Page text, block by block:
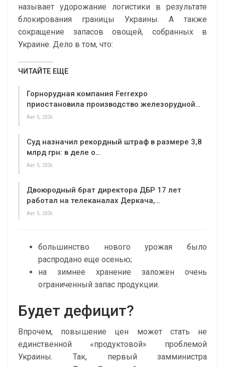
называет удорожание логистики в результате
блокирования границы Украины. А также
сокращение запасов овощей, собранных в
Украине. Дело в том, что:
ЧИТАЙТЕ ЕЩЕ
Горнорудная компания Ferrexpo
приостановила производство железорудной…
Авг 5, 2026
Суд назначил рекордный штраф в размере 3,8
млрд грн: в деле о…
Авг 5, 2026
Двоюродный брат директора ДБР 17 лет
работал на телеканалах Деркача,…
Авг 5, 2026
большинство нового урожая было
распродано еще осенью;
на зимнее хранение заложен очень
ограниченный запас продукции.
Будет дефицит?
Впрочем, повышение цен может стать не
единственной «продуктовой» проблемой
Украины. Так, первый замминистра